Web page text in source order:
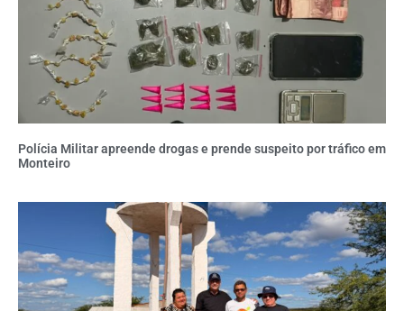
Polícia Militar apreende drogas e prende suspeito por tráfico em
Monteiro